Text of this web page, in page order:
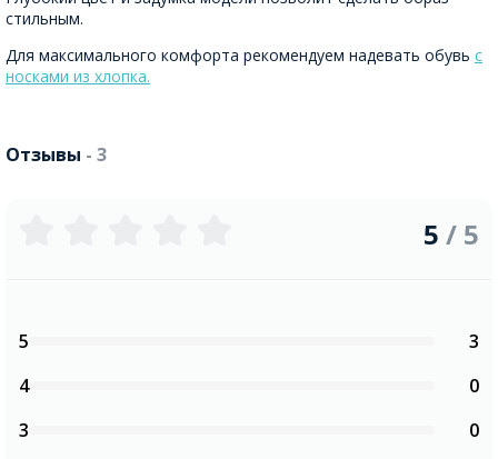
стильным.
Для максимального комфорта рекомендуем надевать обувь с
носками из хлопка.
Отзывы - 3
5 / 5
5
3
4
0
3
0